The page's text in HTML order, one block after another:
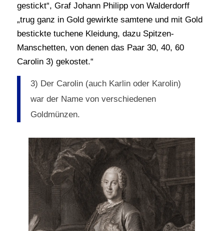
gestickt“, Graf Johann Philipp von Walderdorff
„trug ganz in Gold gewirkte samtene und mit Gold
bestickte tuchene Kleidung, dazu Spitzen-
Manschetten, von denen das Paar 30, 40, 60
Carolin 3) gekostet.“
3) Der Carolin (auch Karlin oder Karolin)
war der Name von verschiedenen
Goldmünzen.